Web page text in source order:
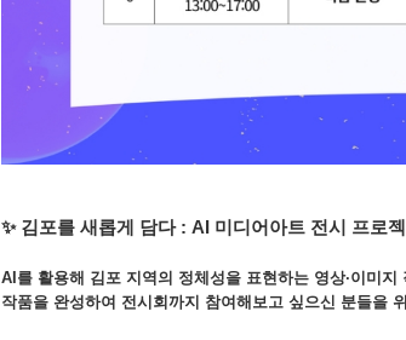
✨ 김포를 새롭게 담다 : AI 미디어아트 전시 프로
AI를 활용해 김포 지역의 정체성을 표현하는 영상·이미지
작품을 완성하여 전시회까지 참여해보고 싶으신 분들을